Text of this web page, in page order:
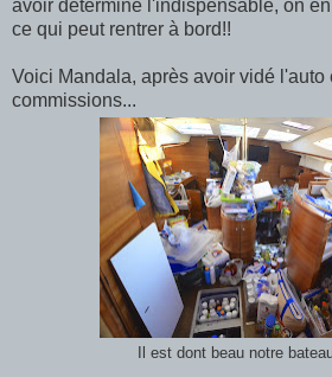
avoir déterminé l'indispensable, on
ce qui peut rentrer à bord!!
Voici Mandala, après avoir vidé l'auto
commissions...
Il est dont beau notre